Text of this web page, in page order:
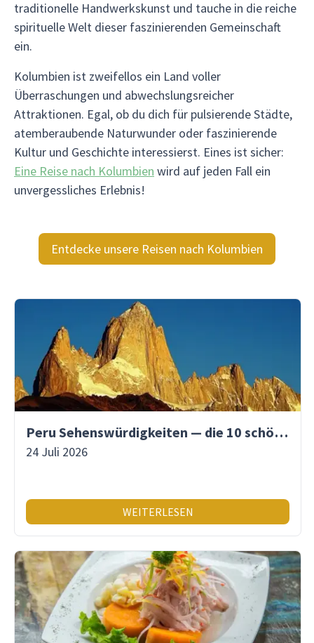
traditionelle Handwerkskunst und tauche in die reiche
spirituelle Welt dieser faszinierenden Gemeinschaft
ein.
Kolumbien ist zweifellos ein Land voller
Überraschungen und abwechslungsreicher
Attraktionen. Egal, ob du dich für pulsierende Städte,
atemberaubende Naturwunder oder faszinierende
Kultur und Geschichte interessierst. Eines ist sicher:
Eine Reise nach Kolumbien wird auf jeden Fall ein
unvergessliches Erlebnis!
Entdecke unsere Reisen nach Kolumbien
Peru Sehenswürdigkeiten — die 10 schönsten Orte
24 Juli 2026
WEITERLESEN